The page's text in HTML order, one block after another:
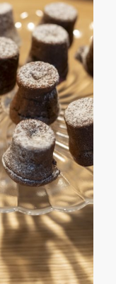
14 55 53